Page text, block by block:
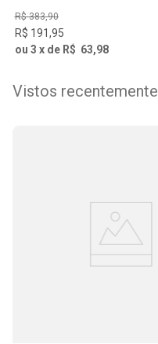
R$ 383,90
R$ 191,95
ou 3 x de R$ 63,98
Vistos recentemente